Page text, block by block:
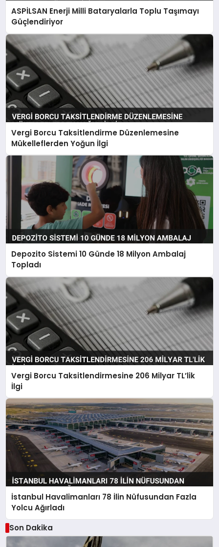
ASPİLSAN Enerji Milli Bataryalarla Toplu Taşımayı
Güçlendiriyor
Vergi Borcu Taksitlendirme Düzenlemesine
Mükelleflerden Yoğun İlgi
Depozito Sistemi 10 Günde 18 Milyon Ambalaj
Topladı
Vergi Borcu Taksitlendirmesine 206 Milyar TL’lik
İlgi
İstanbul Havalimanları 78 İlin Nüfusundan Fazla
Yolcu Ağırladı
Son Dakika